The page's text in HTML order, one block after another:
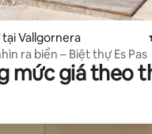
5, 156 đánh giá
Vallgornera
ra biển – Biệt thự Es Pas
mức giá theo